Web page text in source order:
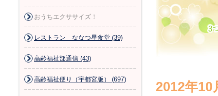
2012年10
おうちエクササイズ！
レストラン ななつ星食堂 (39)
高齢福祉部通信 (43)
高齢福祉便り（宇都宮版） (697)